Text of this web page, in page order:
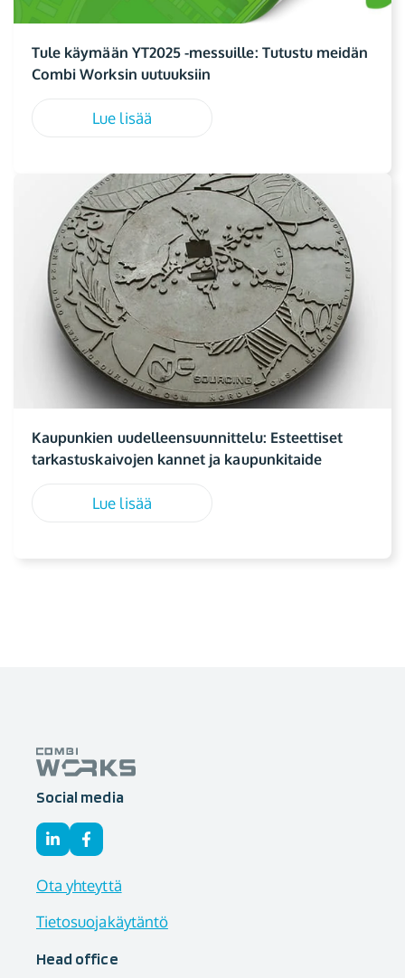
Tule käymään YT2025 -messuille: Tutustu meidän
Combi Worksin uutuuksiin
Lue lisää
Kaupunkien uudelleensuunnittelu: Esteettiset
tarkastuskaivojen kannet ja kaupunkitaide
Lue lisää
Head office
Social media
Ota yhteyttä
Tietosuojakäytäntö